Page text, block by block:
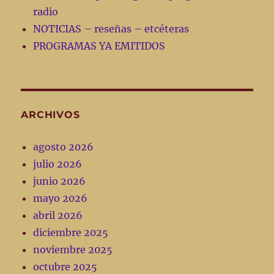
radio
NOTICIAS – reseñas – etcéteras
PROGRAMAS YA EMITIDOS
ARCHIVOS
agosto 2026
julio 2026
junio 2026
mayo 2026
abril 2026
diciembre 2025
noviembre 2025
octubre 2025